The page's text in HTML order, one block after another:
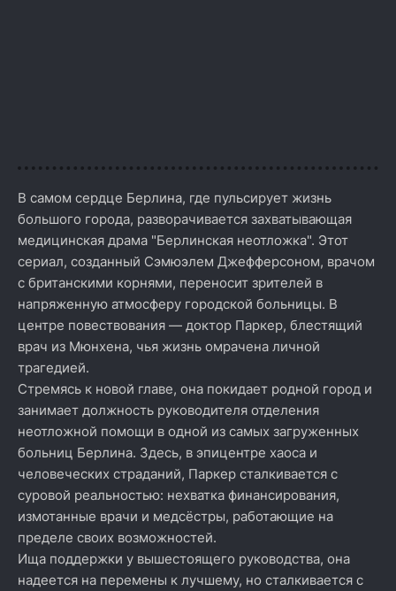
В самом сердце Берлина, где пульсирует жизнь
большого города, разворачивается захватывающая
медицинская драма "Берлинская неотложка". Этот
сериал, созданный Сэмюэлем Джефферсоном, врачом
с британскими корнями, переносит зрителей в
напряженную атмосферу городской больницы. В
центре повествования — доктор Паркер, блестящий
врач из Мюнхена, чья жизнь омрачена личной
трагедией.
Стремясь к новой главе, она покидает родной город и
занимает должность руководителя отделения
неотложной помощи в одной из самых загруженных
больниц Берлина. Здесь, в эпицентре хаоса и
человеческих страданий, Паркер сталкивается с
суровой реальностью: нехватка финансирования,
измотанные врачи и медсёстры, работающие на
пределе своих возможностей.
Ища поддержки у вышестоящего руководства, она
надеется на перемены к лучшему, но сталкивается с